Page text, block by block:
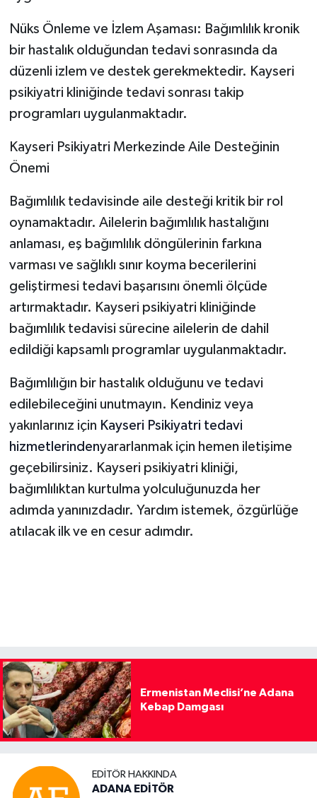
Nüks Önleme ve İzlem Aşaması: Bağımlılık kronik
bir hastalık olduğundan tedavi sonrasında da
düzenli izlem ve destek gerekmektedir. Kayseri
psikiyatri kliniğinde tedavi sonrası takip
programları uygulanmaktadır.
Kayseri Psikiyatri Merkezinde Aile Desteğinin
Önemi
Bağımlılık tedavisinde aile desteği kritik bir rol
oynamaktadır. Ailelerin bağımlılık hastalığını
anlaması, eş bağımlılık döngülerinin farkına
varması ve sağlıklı sınır koyma becerilerini
geliştirmesi tedavi başarısını önemli ölçüde
artırmaktadır. Kayseri psikiyatri kliniğinde
bağımlılık tedavisi sürecine ailelerin de dahil
edildiği kapsamlı programlar uygulanmaktadır.
Bağımlılığın bir hastalık olduğunu ve tedavi
edilebileceğini unutmayın. Kendiniz veya
yakınlarınız için Kayseri Psikiyatri tedavi
hizmetlerindenyararlanmak için hemen iletişime
geçebilirsiniz. Kayseri psikiyatri kliniği,
bağımlılıktan kurtulma yolculuğunuzda her
adımda yanınızdadır. Yardım istemek, özgürlüğe
atılacak ilk ve en cesur adımdır.
Ermenistan Meclisi’ne Adana
Kebap Damgası
EDITÖR HAKKINDA
ADANA EDİTÖR